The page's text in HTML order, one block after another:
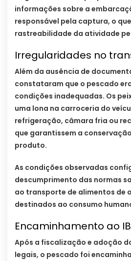
informações sobre a
responsável pela captura, o
rastreabilidade da atividade
Irregularidades no
Além da ausência de
constataram que o pescado
condições inadequadas. Os
uma lona na carroceria do
refrigeração, câmara fria ou
que garantissem a
produto.
As condições observadas
descumprimento das normas
ao transporte de alimentos de
destinados ao consumo
Encaminhamento ao
Após a fiscalização e adoção
legais, o pescado foi